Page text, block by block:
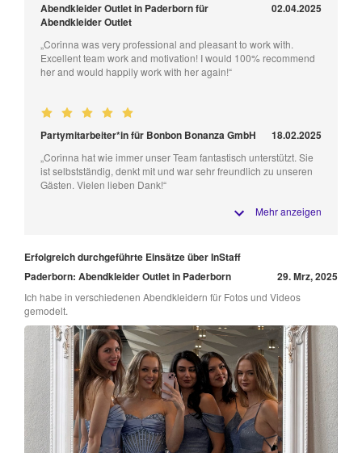
Abendkleider Outlet in Paderborn für
Abendkleider Outlet
02.04.2025
„Corinna was very professional and pleasant to work with.
Excellent team work and motivation! I would 100% recommend
her and would happily work with her again!“
Partymitarbeiter*in für Bonbon Bonanza GmbH 18.02.2025
„Corinna hat wie immer unser Team fantastisch unterstützt. Sie
ist selbstständig, denkt mit und war sehr freundlich zu unseren
Gästen. Vielen lieben Dank!“
Mehr anzeigen
Erfolgreich durchgeführte Einsätze über InStaff
Paderborn: Abendkleider Outlet in Paderborn
29. Mrz, 2025
Ich habe in verschiedenen Abendkleidern für Fotos und Videos
gemodelt.